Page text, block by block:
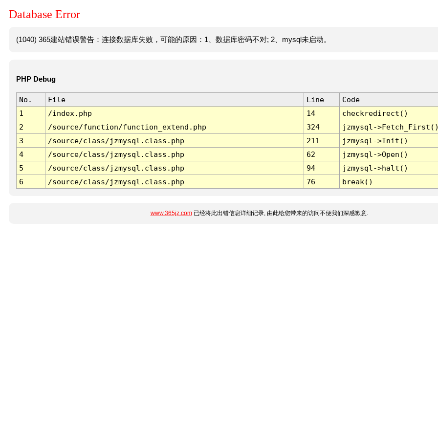
Database Error
(1040) 365建站错误警告：连接数据库失败，可能的原因：1、数据库密码不对; 2、mysql未启动。
PHP Debug
No. File Line
Code
1
/index.php 14
checkredirect()
2
/source/function/function_extend.php 324
jzmysql-
3
/source/class/jzmysql.class.php 211
jzmysql->Init()
4
/source/class/jzmysql.class.php 62
jzmysql->Open()
5
/source/class/jzmysql.class.php 94
jzmysql->halt()
6
/source/class/jzmysql.class.php 76 break()
www.365jz.com已经将此出错信息详细记录, 由此给您带来的访问不便我们深感歉意.